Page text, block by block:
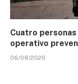
Cuatro
operativo
06/08/2026